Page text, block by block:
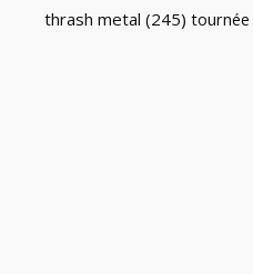
thrash metal (245) tournée